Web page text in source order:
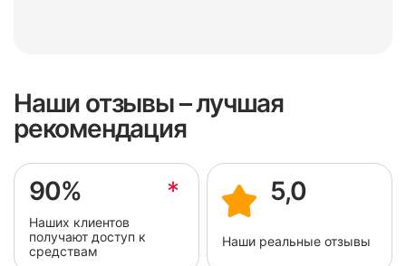
Наши отзывы – лучшая
рекомендация
90% *
Наших клиентов
получают доступ к
средствам
5,0
Наши реальные отзывы